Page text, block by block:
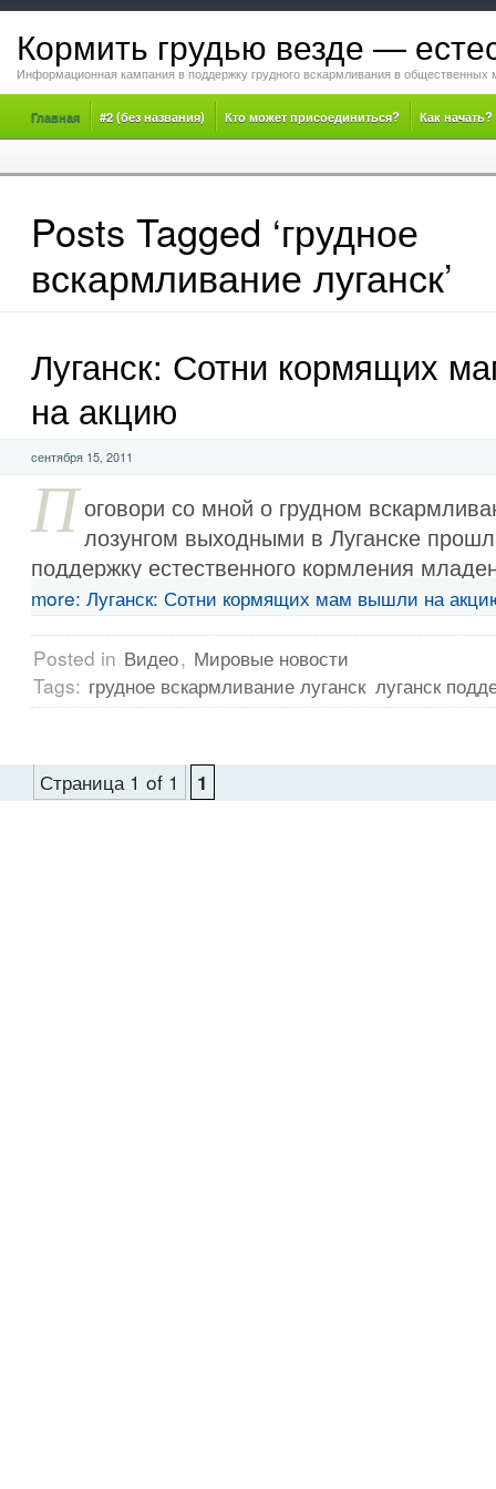
Кормить грудью везде —
Информационная кампания в поддержку грудного вскармливания в общественных
Главная #2 (без названия) Кто может присоединиться? Как начать?
Posts Tagged ‘грудное
вскармливание луганск’
Луганск: Сотни кормящих
на акцию
сентября 15, 2011
Поговори со мной о грудном
лозунгом выходными в Луганске
поддержку естественного кормления
more: Луганск: Сотни кормящих мам вышли на
Posted in Видео, Мировые новости
Tags: грудное вскармливание луганск луганск
Страница 1 of 1 1